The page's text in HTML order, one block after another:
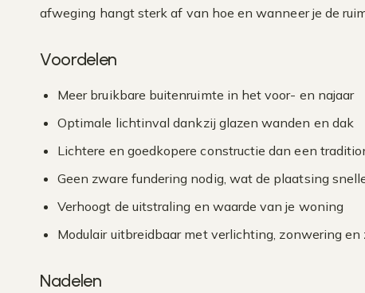
afweging hangt sterk af van hoe en wanneer je de
Voordelen
Meer bruikbare buitenruimte in het voor- en najaar
Optimale lichtinval dankzij glazen wanden en dak
Lichtere en goedkopere constructie dan een
Geen zware fundering nodig, wat de plaatsing
Verhoogt de uitstraling en waarde van je woning
Modulair uitbreidbaar met verlichting, zonwering
Nadelen